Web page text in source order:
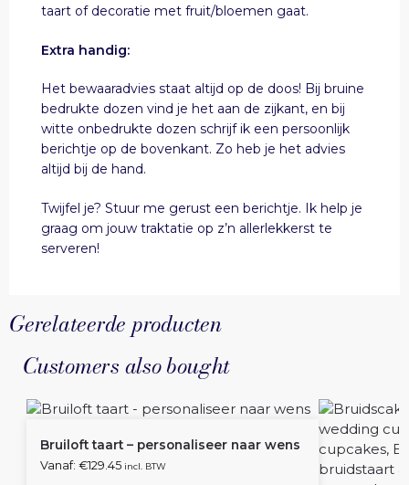
taart of decoratie met fruit/bloemen gaat.
Extra handig:
Het bewaaradvies staat altijd op de doos! Bij bruine
bedrukte dozen vind je het aan de zijkant, en bij
witte onbedrukte dozen schrijf ik een persoonlijk
berichtje op de bovenkant. Zo heb je het advies
altijd bij de hand.
Twijfel je? Stuur me gerust een berichtje. Ik help je
graag om jouw traktatie op z’n allerlekkerst te
serveren!
Gerelateerde producten
Customers also bought
Bruiloft taart – personaliseer naar wens
Vanaf: €129.45 incl. BTW